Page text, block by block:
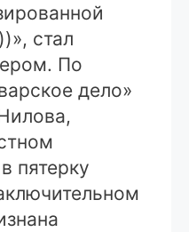
стал
По
дело»
пятерку